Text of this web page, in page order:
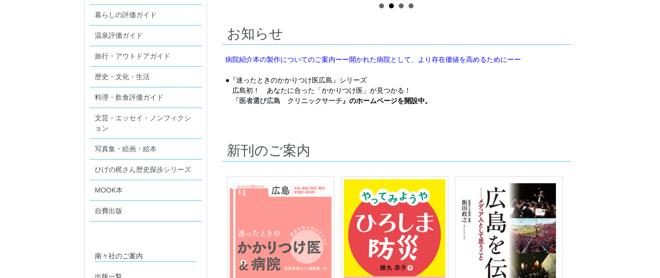
お知らせ
病院紹介本の製作についてのご案内ーー開かれた病院として、より存在価値を高めるためにーー
●『迷ったときのかかりつけ医広島』シリーズ
広島初！ あなたに合った「かかりつけ医」が見つかる！
「医者選び広島 クリニックサーチ』のホームページを開設中。
新刊のご案内
暮らしの評価ガイド
温泉評価ガイド
旅行・アウトドアガイド
歴史・文化・生活
料理・飲食評価ガイド
文芸・エッセイ・ノンフィクシ
ョン
写真集・絵画・絵本
ひげの梶さん歴史探歩シリーズ
MOOK本
自費出版
南々社のご案内